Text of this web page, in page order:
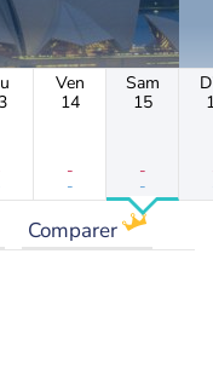
Ven
14
-
-
Sam
15
-
-
Comparer